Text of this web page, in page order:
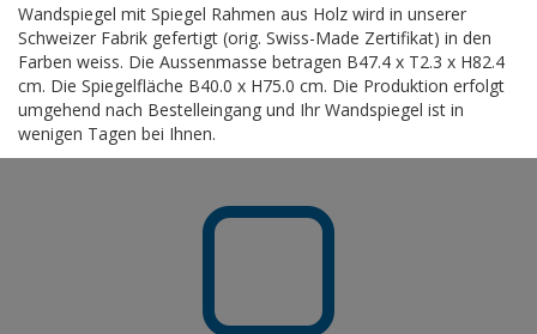
Wandspiegel mit Spiegel Rahmen aus Holz wird in unserer
Schweizer Fabrik gefertigt (orig. Swiss-Made Zertifikat) in den
Farben weiss. Die Aussenmasse betragen B47.4 x T2.3 x H82.4
cm. Die Spiegelfläche B40.0 x H75.0 cm. Die Produktion erfolgt
umgehend nach Bestelleingang und Ihr Wandspiegel ist in
wenigen Tagen bei Ihnen.